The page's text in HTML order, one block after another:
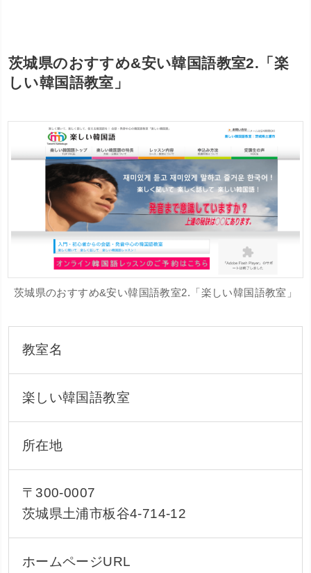
茨城県のおすすめ&安い韓国語教室2.「楽
しい韓国語教室」
茨城県のおすすめ&安い韓国語教室2.「楽しい韓国語教室」
教室名
楽しい韓国語教室
所在地
〒300-0007
茨城県土浦市板谷4-714-12
ホームページURL